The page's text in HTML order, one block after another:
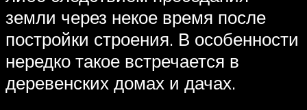
земли через некое время после
постройки строения. В особенности
нередко такое встречается в
деревенских домах и дачах.